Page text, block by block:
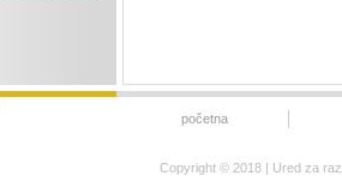
početna
Copyright © 2018 | Ured za